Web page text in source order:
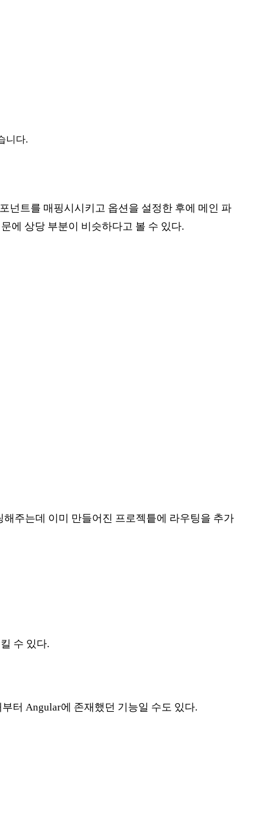
니다.
넌트를 매핑시시키고 옵션을 설정한 후에 메인 파
에 상당 부분이 비슷하다고 볼 수 있다.
주는데 이미 만들어진 프로젝틑에 라우팅을 추가
수 있다.
터 Angular에 존재했던 기능일 수도 있다.